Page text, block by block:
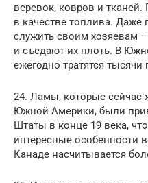
веревок, ковров и
в качестве топлива. Даже
служить своим хозяевам
и съедают их плоть. В
ежегодно тратятся тысячи
24. Ламы, которые сейчас
Южной Америки, были
Штаты в конце 19 века,
интересные особенности
Канаде насчитывается